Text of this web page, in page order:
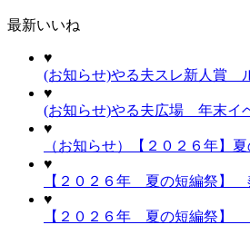
最新いいね
♥
(お知らせ)やる夫スレ新人賞
♥
(お知らせ)やる夫広場 年末イ
♥
（お知らせ）【２０２６年】
♥
【２０２６年 夏の短編祭】
♥
【２０２６年 夏の短編祭】